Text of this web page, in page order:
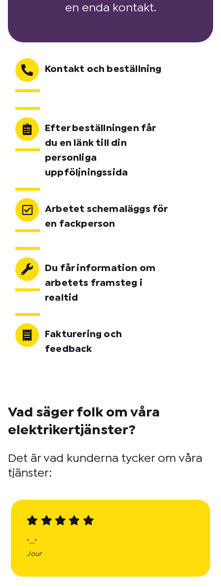
en enda kontakt.
Kontakt och beställning
Efter beställningen får
du en länk till din
personliga
uppföljningssida
Arbetet schemaläggs för
en fackperson
Du får information om
arbetets framsteg i
realtid
Fakturering och
feedback
Vad säger folk om våra
elektrikertjänster?
Det är vad kunderna tycker om våra
tjänster:
"..."
Jour